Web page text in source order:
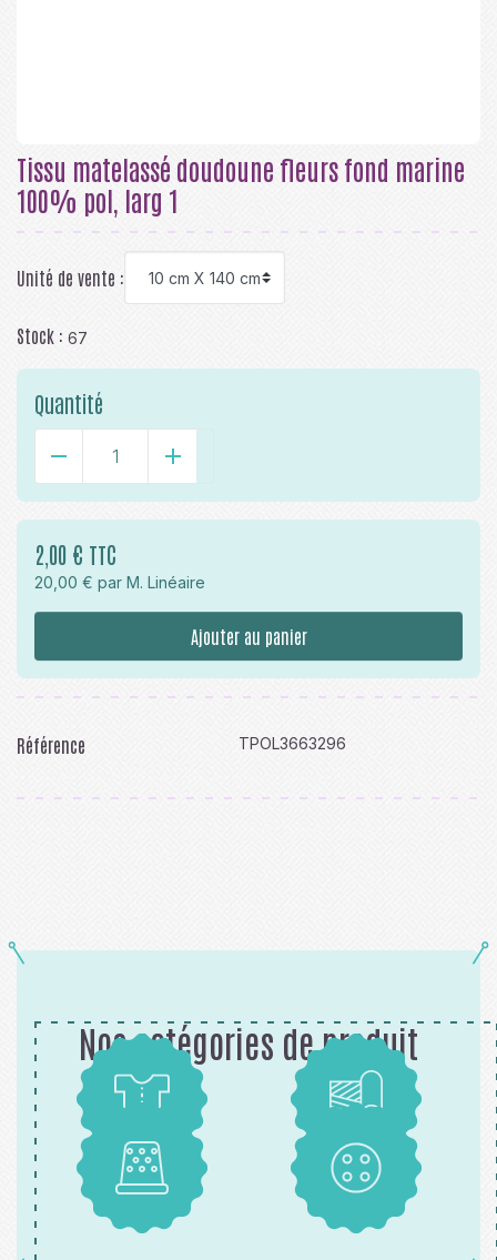
Tissu matelassé doudoune fleurs fond marine
100% pol, larg 1
Unité de vente :
Stock : 67
Quantité
- +
2,00 € TTC
20,00 € par M. Linéaire
Ajouter au panier
Référence TPOL3663296
Nos catégories de produit
Patrons Tissus
Mercerie Boutons